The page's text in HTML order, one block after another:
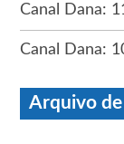
Canal Dana:
Canal Dana:
Arquivo de